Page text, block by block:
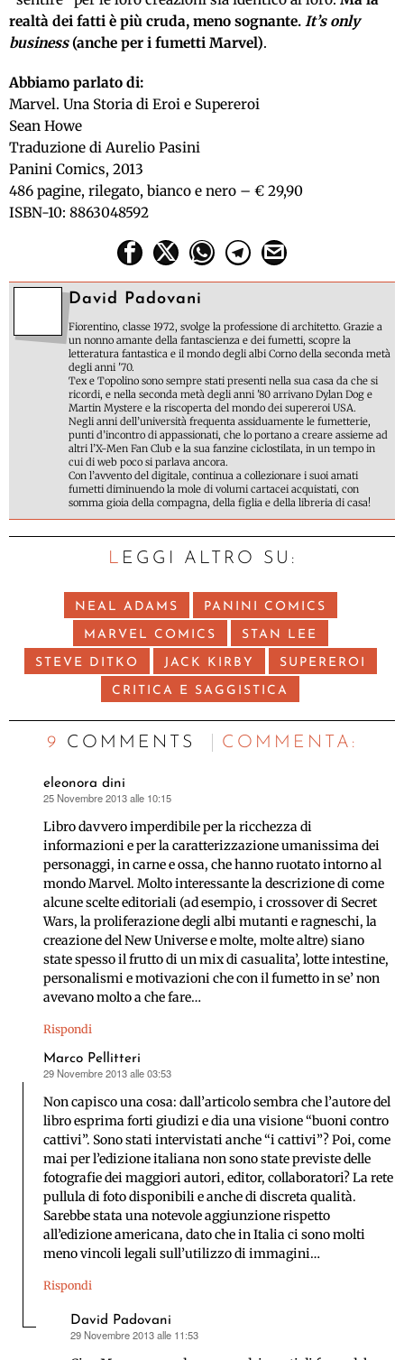
realtà dei fatti è più cruda, meno sognante. It’s only
business(anche per i fumetti Marvel).
Abbiamo parlato di:
Marvel. Una Storia di Eroi e Supereroi
Sean Howe
Traduzione di Aurelio Pasini
Panini Comics, 2013
486 pagine, rilegato, bianco e nero – € 29,90
ISBN-10: 8863048592
David Padovani
Fiorentino, classe 1972, svolge la professione di architetto. Grazie a
un nonno amante della fantascienza e dei fumetti, scopre la
letteratura fantastica e il mondo degli albi Corno della seconda metà
degli anni '70.
Tex e Topolino sono sempre stati presenti nella sua casa da che si
ricordi, e nella seconda metà degli anni '80 arrivano Dylan Dog e
Martin Mystere e la riscoperta del mondo dei supereroi USA.
Negli anni dell’università frequenta assiduamente le fumetterie,
punti d’incontro di appassionati, che lo portano a creare assieme ad
altri l’X-Men Fan Club e la sua fanzine ciclostilata, in un tempo in
cui di web poco si parlava ancora.
Con l’avvento del digitale, continua a collezionare i suoi amati
fumetti diminuendo la mole di volumi cartacei acquistati, con
somma gioia della compagna, della figlia e della libreria di casa!
LEGGI ALTRO SU:
NEAL ADAMS PANINI COMICS
MARVEL COMICS STAN LEE
STEVE DITKO JACK KIRBY SUPEREROI
CRITICA E SAGGISTICA
9 COMMENTS C OMMENTA:
eleonora dini
ha
detto:
25 Novembre 2013 alle 10:15
Libro davvero imperdibile per la ricchezza di
informazioni e per la caratterizzazione umanissima dei
personaggi, in carne e ossa, che hanno ruotato intorno al
mondo Marvel. Molto interessante la descrizione di come
alcune scelte editoriali (ad esempio, i crossover di Secret
Wars, la proliferazione degli albi mutanti e ragneschi, la
creazione del New Universe e molte, molte altre) siano
state spesso il frutto di un mix di casualita’, lotte intestine,
personalismi e motivazioni che con il fumetto in se’ non
avevano molto a che fare…
Rispondi
Marco Pellitteri
ha
detto:
29 Novembre 2013 alle 03:53
Non capisco una cosa: dall’articolo sembra che l’autore del
libro esprima forti giudizi e dia una visione “buoni contro
cattivi”. Sono stati intervistati anche “i cattivi”? Poi, come
mai per l’edizione italiana non sono state previste delle
fotografie dei maggiori autori, editor, collaboratori? La rete
pullula di foto disponibili e anche di discreta qualità.
Sarebbe stata una notevole aggiunzione rispetto
all’edizione americana, dato che in Italia ci sono molti
meno vincoli legali sull’utilizzo di immagini…
Rispondi
David Padovani
ha
detto:
29 Novembre 2013 alle 11:53